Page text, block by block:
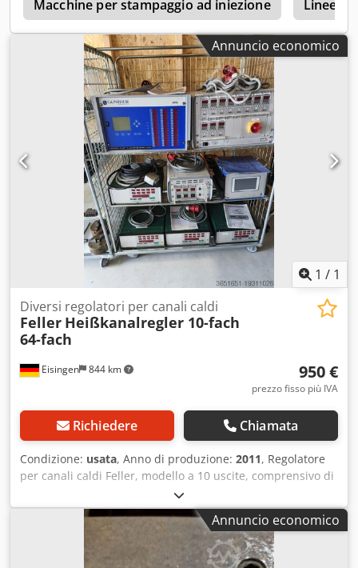
Macchine per stampaggio ad iniezione Linee
Annuncio economico
1 / 1
Eisingen 844 km
Diversi regolatori per canali caldi
Feller Heißkanalregler 10-fach
64-fach
950 €
prezzo fisso più IVA
Richiedere Chiamata
Condizione: usata, Anno di produzione: 2011, Regolatore
per canali caldi Feller, modello a 10 uscite, comprensivo di
connettori Harding con cavo. Utilizzato esclusivamente in
ambienti a camera bianca per applicazioni nel settore
delle tecnologie mediche. Sarei lieto di ricevere una sua
offerta di prezzo per gli altri dispositivi presenti
nell'immagine. Dcjdpfx Amjwqmqwo Hok
Annuncio economico